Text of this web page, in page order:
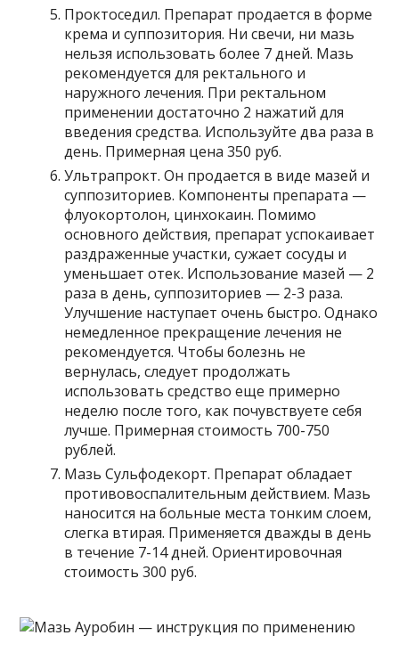
Проктоседил. Препарат продается в форме
крема и суппозитория. Ни свечи, ни мазь
нельзя использовать более 7 дней. Мазь
рекомендуется для ректального и
наружного лечения. При ректальном
применении достаточно 2 нажатий для
введения средства. Используйте два раза в
день. Примерная цена 350 руб.
Ультрапрокт. Он продается в виде мазей и
суппозиториев. Компоненты препарата —
флуокортолон, цинхокаин. Помимо
основного действия, препарат успокаивает
раздраженные участки, сужает сосуды и
уменьшает отек. Использование мазей — 2
раза в день, суппозиториев — 2-3 раза.
Улучшение наступает очень быстро. Однако
немедленное прекращение лечения не
рекомендуется. Чтобы болезнь не
вернулась, следует продолжать
использовать средство еще примерно
неделю после того, как почувствуете себя
лучше. Примерная стоимость 700-750
рублей.
Мазь Сульфодекорт. Препарат обладает
противовоспалительным действием. Мазь
наносится на больные места тонким слоем,
слегка втирая. Применяется дважды в день
в течение 7-14 дней. Ориентировочная
стоимость 300 руб.